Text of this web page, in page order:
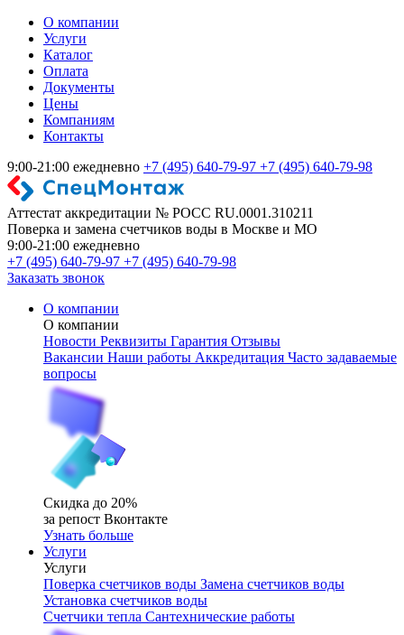
О компании
Услуги
Каталог
Оплата
Документы
Цены
Компаниям
Контакты
9:00-21:00 ежедневно +7 (495) 640-79-97 +7 (495) 640-79-98
Аттестат аккредитации № РОСС RU.0001.310211
Поверка и замена счетчиков воды в Москве и МО
9:00-21:00 ежедневно
+7 (495) 640-79-97 +7 (495) 640-79-98
Заказать звонок
О компании
О компании
Новости Реквизиты Гарантия Отзывы
Вакансии Наши работы Аккредитация Часто задаваемые
вопросы
Скидка до 20%
за репост Вконтакте
Узнать больше
Услуги
Услуги
Поверка счетчиков воды Замена счетчиков воды
Установка счетчиков воды
Счетчики тепла Сантехнические работы